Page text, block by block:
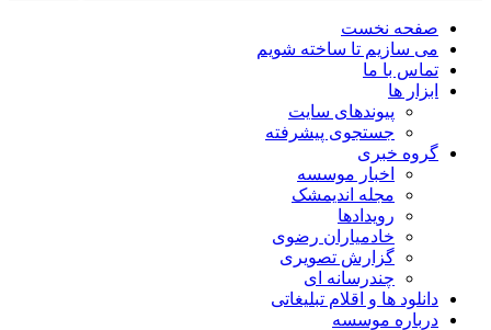
صفحه نخست
می سازیم تا ساخته شویم
تماس با ما
ابزار ها
پیوندهای سایت
جستجوی پیشرفته
گروه خبری
اخبار موسسه
مجله اندیمشک
رویدادها
خادمیاران رضوی
گزارش تصویری
چندرسانه ای
دانلود ها و اقلام تبلیغاتی
درباره موسسه